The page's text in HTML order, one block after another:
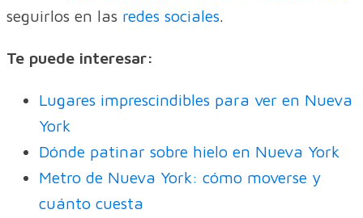
seguirlos en las redes sociales.
Te puede interesar:
Lugares imprescindibles para ver en Nueva
York
Dónde patinar sobre hielo en Nueva York
Metro de Nueva York: cómo moverse y
cuánto cuesta